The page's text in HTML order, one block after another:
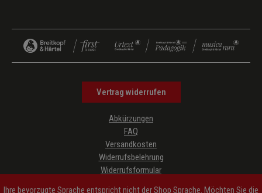
Vertrag widerrufen
Abkürzungen
FAQ
Versandkosten
Widerrufsbelehrung
Widerrufsformular
Ihre bevorzugte Sprache entspricht nicht der Shop Sprache. Möchten Sie die